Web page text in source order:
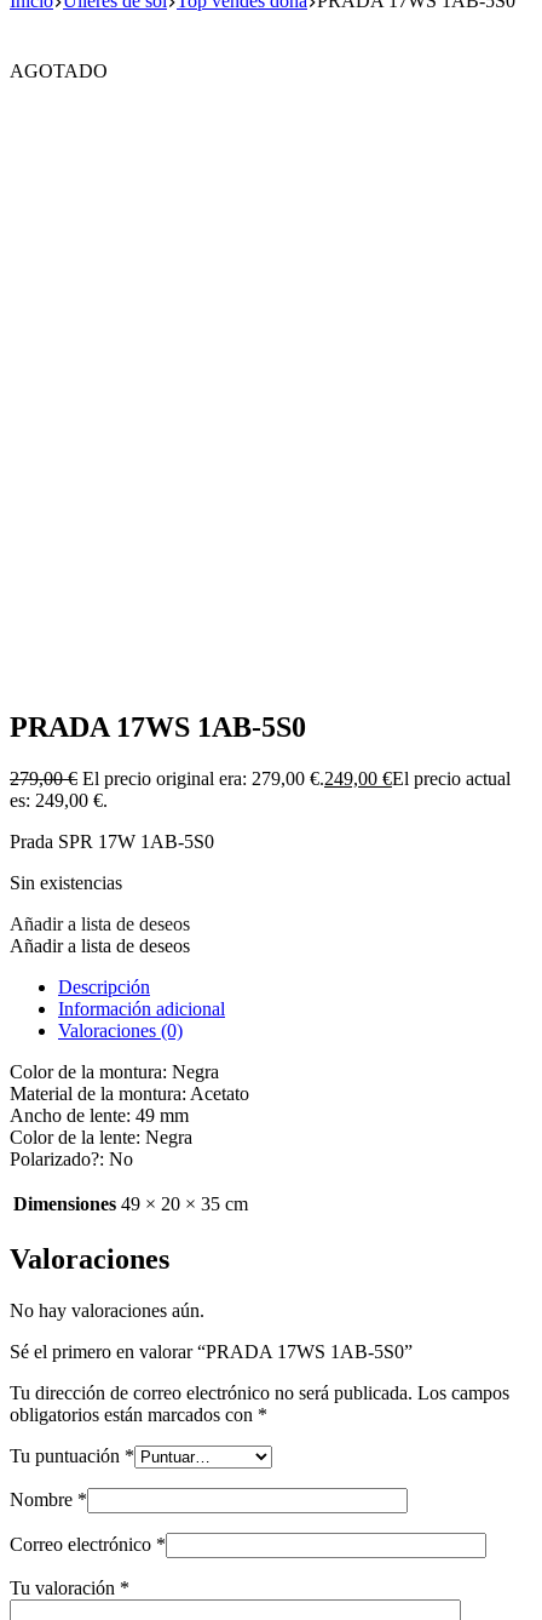
AGOTADO
PRADA 17WS 1AB-5S0
279,00€ El precio original era: 279,00 €.249,00 €El precio actual
es: 249,00 €.
Prada SPR 17W 1AB-5S0
Sin existencias
Añadir a lista de deseos
Añadir a lista de deseos
Descripción
Información adicional
Valoraciones (0)
Color de la montura: Negra
Material de la montura: Acetato
Ancho de lente: 49 mm
Color de la lente: Negra
Polarizado?: No
Dimensiones 49 × 20 × 35 cm
Valoraciones
No hay valoraciones aún.
Sé el primero en valorar “PRADA 17WS 1AB-5S0”
Tu dirección de correo electrónico no será publicada. Los campos
obligatorios están marcados con *
Tu puntuación *
Nombre *
Correo electrónico *
Tu valoración *